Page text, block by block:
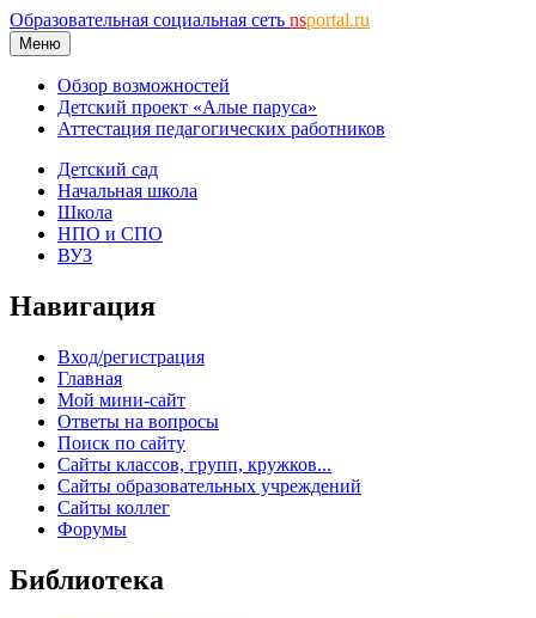
Образовательная социальная сеть nsportal.ru
Меню
Обзор возможностей
Детский проект «Алые паруса»
Аттестация педагогических работников
Детский сад
Начальная школа
Школа
НПО и СПО
ВУЗ
Навигация
Вход/регистрация
Главная
Мой мини-сайт
Ответы на вопросы
Поиск по сайту
Сайты классов, групп, кружков...
Сайты образовательных учреждений
Сайты коллег
Форумы
Библиотека